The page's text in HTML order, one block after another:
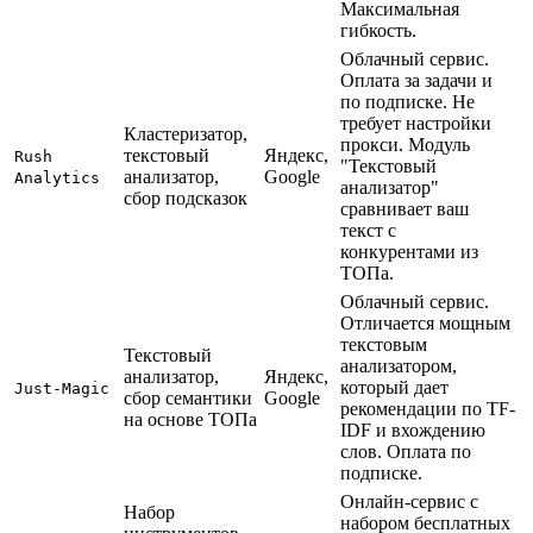
Максимальная
гибкость.
Rush
Analytics
Кластеризатор,
текстовый
анализатор,
сбор подсказок
Яндекс,
Google
Облачный сервис.
Оплата за задачи и
по подписке. Не
требует настройки
прокси. Модуль
"Текстовый
анализатор"
сравнивает ваш
текст с
конкурентами из
ТОПа.
Just-Magic
Текстовый
анализатор,
сбор семантики
на основе ТОПа
Яндекс,
Google
Облачный сервис.
Отличается мощным
текстовым
анализатором,
который дает
рекомендации по TF-
IDF и вхождению
слов. Оплата по
подписке.
Набор
Онлайн-сервис с
набором бесплатных